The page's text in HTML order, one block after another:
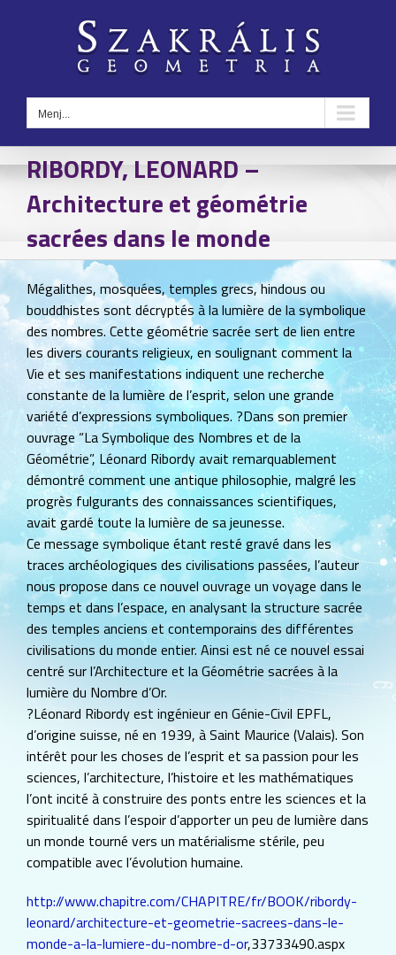
Menj...
RIBORDY, LEONARD –
Architecture et géométrie
sacrées dans le monde
Mégalithes, mosquées, temples grecs, hindous ou
bouddhistes sont décryptés à la lumière de la symbolique
des nombres. Cette géométrie sacrée sert de lien entre
les divers courants religieux, en soulignant comment la
Vie et ses manifestations indiquent une recherche
constante de la lumière de l’esprit, selon une grande
variété d’expressions symboliques. ?Dans son premier
ouvrage “La Symbolique des Nombres et de la
Géométrie”, Léonard Ribordy avait remarquablement
démontré comment une antique philosophie, malgré les
progrès fulgurants des connaissances scientifiques,
avait gardé toute la lumière de sa jeunesse.
Ce message symbolique étant resté gravé dans les
traces archéologiques des civilisations passées, l’auteur
nous propose dans ce nouvel ouvrage un voyage dans le
temps et dans l’espace, en analysant la structure sacrée
des temples anciens et contemporains des différentes
civilisations du monde entier. Ainsi est né ce nouvel essai
centré sur l’Architecture et la Géométrie sacrées à la
lumière du Nombre d’Or.
?Léonard Ribordy est ingénieur en Génie-Civil EPFL,
d’origine suisse, né en 1939, à Saint Maurice (Valais). Son
intérêt pour les choses de l’esprit et sa passion pour les
sciences, l’architecture, l’histoire et les mathématiques
l’ont incité à construire des ponts entre les sciences et la
spiritualité dans l’espoir d’apporter un peu de lumière dans
un monde tourné vers un matérialisme stérile, peu
compatible avec l’évolution humaine.
http://www.chapitre.com/CHAPITRE/fr/BOOK/ribordy-
leonard/architecture-et-geometrie-sacrees-dans-le-
monde-a-la-lumiere-du-nombre-d-or,33733490.aspx